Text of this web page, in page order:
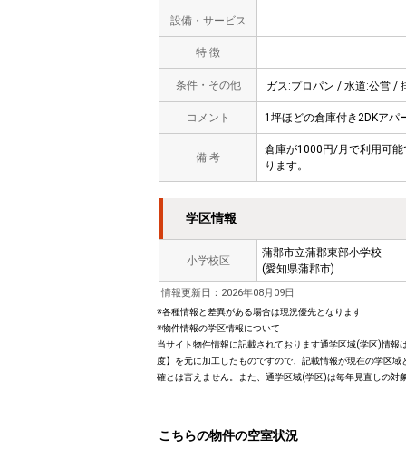
設備・サービス
特 徴
条件・その他 ガス:プロパン / 水道:公営 /
コメント 1坪ほどの倉庫付き2DKアパ
備 考
倉庫が1000円/月で利用可
ります。
学区情報
小学校区
蒲郡市立蒲郡東部小学校
(愛知県蒲郡市)
情報更新日：2026年08月09日
※各種情報と差異がある場合は現況優先となります
※物件情報の学区情報について
当サイト物件情報に記載されております通学区域(学区)情
度】を元に加工したものですので、記載情報が現在の学区
確とは言えません。また、通学区域(学区)は毎年見直しの
こちらの物件の空室状況